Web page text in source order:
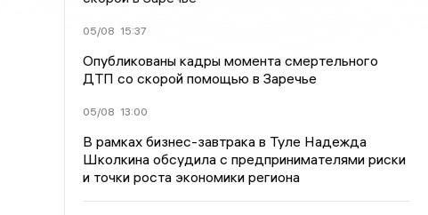
05/08 15:37
Опубликованы кадры момента смертельного
ДТП со скорой помощью в Заречье
05/08 13:00
В рамках бизнес-завтрака в Туле Надежда
Школкина обсудила с предпринимателями риски
и точки роста экономики региона